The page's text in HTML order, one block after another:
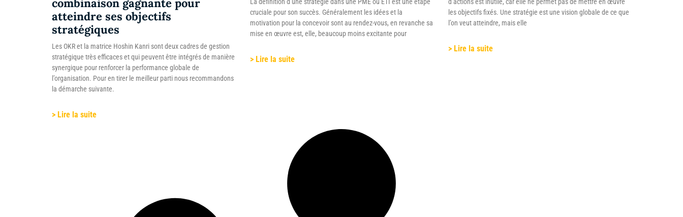
combinaison gagnante pour
atteindre ses objectifs
stratégiques
Les OKR et la matrice Hoshin Kanri sont deux cadres de gestion
stratégique très efficaces et qui peuvent être intégrés de manière
synergique pour renforcer la performance globale de
l’organisation. Pour en tirer le meilleur parti nous recommandons
la démarche suivante.
> Lire la suite
La définition d’une stratégie dans une PME ou ETI est une étape
cruciale pour son succès. Généralement les idées et la
motivation pour la concevoir sont au rendez-vous, en revanche sa
mise en œuvre est, elle, beaucoup moins excitante pour
> Lire la suite
les objectifs fixés. Une stratégie est une vision globale de ce que
l’on veut atteindre, mais elle
> Lire la suite